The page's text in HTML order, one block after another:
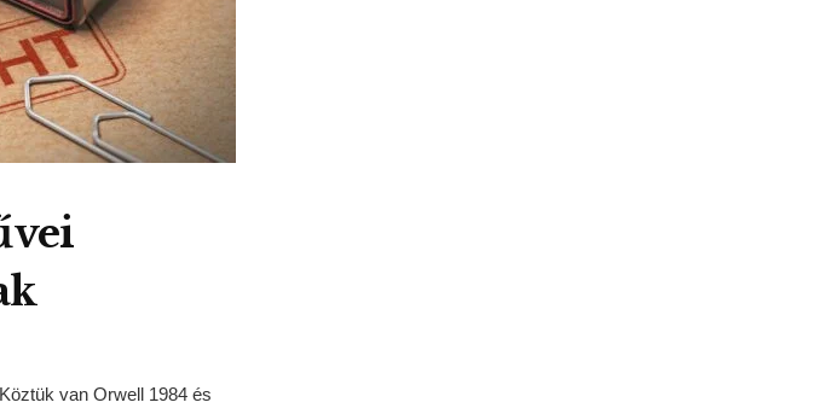
van Orwell 1984 és